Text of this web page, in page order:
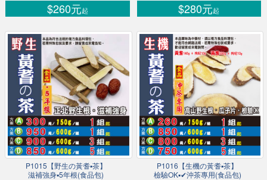
$260元起 $280元起
P1015【野生の黃耆▪茶】
滋補強身▪5年根(食品包)
P1016【生機の黃耆▪茶】
檢驗OK▪✔沖茶專用(食品包)